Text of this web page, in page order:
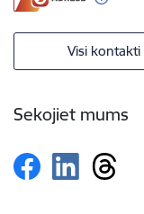
Visi kontakti
Sekojiet mums